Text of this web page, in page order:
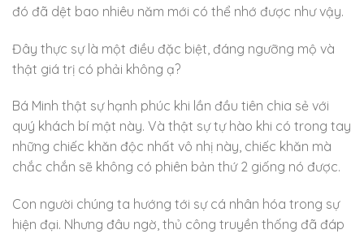
đó đã dệt bao nhiêu năm mới có thể nhớ được như vậy.
Đây thực sự là một điều đặc biệt, đáng ngưỡng mộ và
thật giá trị có phải không ạ?
Bá Minh thật sự hạnh phúc khi lần đầu tiên chia sẻ với
quý khách bí mật này. Và thật sự tự hào khi có trong tay
những chiếc khăn độc nhất vô nhị này, chiếc khăn mà
chắc chắn sẽ không có phiên bản thứ 2 giống nó được.
Con người chúng ta hướng tới sự cá nhân hóa trong sự
hiện đại. Nhưng đâu ngờ, thủ công truyền thống đã đáp